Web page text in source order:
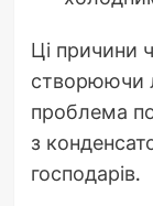
Ці причини
створюючи
проблема
з
господарів.